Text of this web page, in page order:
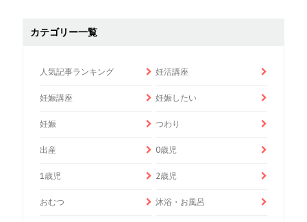
カテゴリー一覧
人気記事ランキング 妊活講座
妊娠講座 妊娠したい
妊娠 つわり
出産 0歳児
1歳児 2歳児
おむつ 沐浴・お風呂